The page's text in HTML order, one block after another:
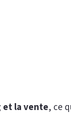
et la vente, ce